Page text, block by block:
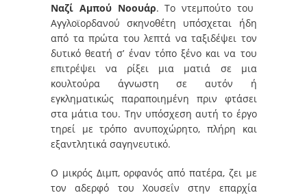
Ναζί Αμπού Νοουάρ. Το ντεμπούτο του
Αγγλοϊορδανού σκηνοθέτη υπόσχεται ήδη
από τα πρώτα του λεπτά να ταξιδέψει τον
δυτικό θεατή σ’ έναν τόπο ξένο και να του
επιτρέψει να ρίξει μια ματιά σε μια
κουλτούρα άγνωστη σε αυτόν ή
εγκληματικώς παραποιημένη πριν φτάσει
στα μάτια του. Την υπόσχεση αυτή το έργο
τηρεί με τρόπο ανυποχώρητο, πλήρη και
εξαντλητικά σαγηνευτικό.
Ο μικρός Διμπ, ορφανός από πατέρα, ζει με
τον αδερφό του Χουσεΐν στην επαρχία